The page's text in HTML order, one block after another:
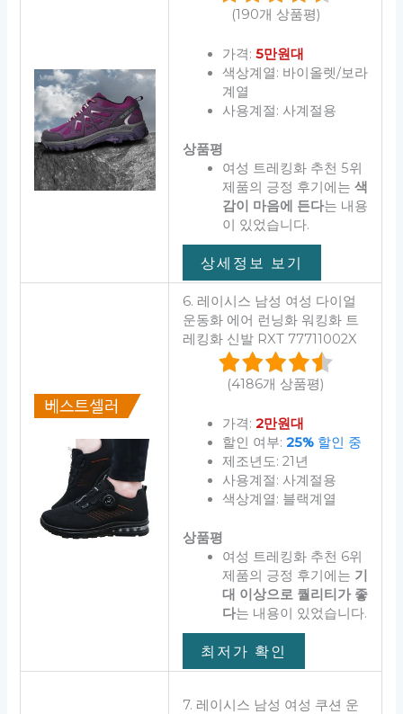
(190개 상품평)
가격: 5만원대
색상계열: 바이올렛/보라
계열
사용계절: 사계절용
상품평
여성 트레킹화 추천 5위
제품의 긍정 후기에는 색
감이 마음에 든다는 내용
이 있었습니다.
상세정보 보기
6. 레이시스 남성 여성 다이얼
운동화 에어 런닝화 워킹화 트
레킹화 신발 RXT 77711002X
(4186개 상품평)
가격: 2만원대
할인 여부: 25%할인 중
제조년도: 21년
사용계절: 사계절용
색상계열: 블랙계열
상품평
여성 트레킹화 추천 6위
제품의 긍정 후기에는 기
대 이상으로 퀄리티가 좋
다는 내용이 있었습니다.
최저가 확인
7. 레이시스 남성 여성 쿠션 운